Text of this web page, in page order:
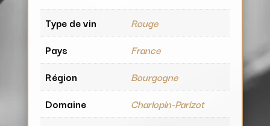
Type de vin
Rouge
Pays
France
Région
Bourgogne
Domaine
Charlopin-Parizot